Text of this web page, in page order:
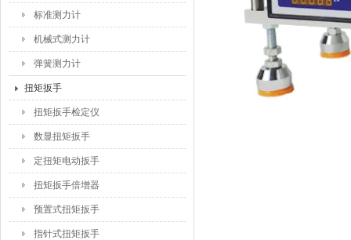
标准测力计
机械式测力计
弹簧测力计
扭矩扳手
扭矩扳手检定仪
数显扭矩扳手
定扭矩电动扳手
扭矩扳手倍增器
预置式扭矩扳手
指针式扭矩扳手